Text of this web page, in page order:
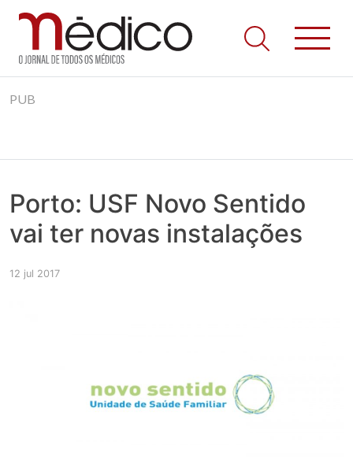
to
Jornal Médico
Médico – O Jornal de Todos os Médicos. Onde as notícias
realmente contam! Tudo o que se passa na Saúde!
PUB
Porto: USF Novo Sentido
vai ter novas instalações
12 jul 2017